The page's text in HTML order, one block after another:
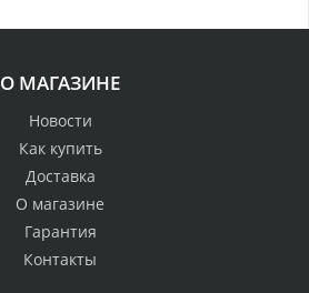
О МАГАЗИНЕ
Новости
Как купить
Доставка
О магазине
Гарантия
Контакты